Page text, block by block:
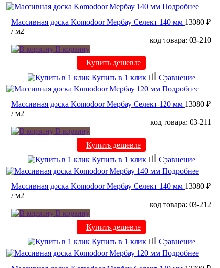
Подробнее
Массивная доска Komodoor Мербау Селект 140 мм 13080 ₽
/ м2
код товара: 03-210
В корзину
Купить дешевле
Купить в 1 клик
Сравнение
Подробнее
Массивная доска Komodoor Мербау Селект 120 мм 13080 ₽
/ м2
код товара: 03-211
В корзину
Купить дешевле
Купить в 1 клик
Сравнение
Подробнее
Массивная доска Komodoor Мербау Селект 140 мм 13080 ₽
/ м2
код товара: 03-212
В корзину
Купить дешевле
Купить в 1 клик
Сравнение
Подробнее